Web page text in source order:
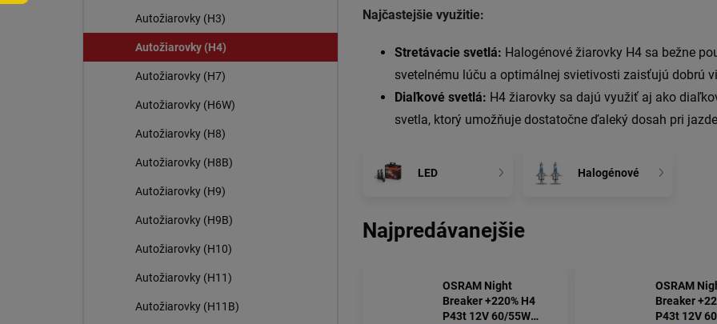
Autožiarovky (H3)
Autožiarovky (H4)
Autožiarovky (H7)
Autožiarovky (H6W)
Autožiarovky (H8)
Autožiarovky (H8B)
Autožiarovky (H9)
Autožiarovky (H9B)
Autožiarovky (H10)
Autožiarovky (H11)
Autožiarovky (H11B)
Najčastejšie využitie:
Stretávacie svetlá: Halogénové žiarovky H4 sa bežne
svetelnému lúču a optimálnej svietivosti zaisťujú dobrú
Diaľkové svetlá: H4 žiarovky sa dajú využiť aj ako
svetla, ktorý umožňuje dostatočne ďaleký dosah pri
LED Halogénové
Najpredávanejšie
OSRAM Night
Breaker +220% H4
P43t 12V 60/55W
OSRAM
Breaker
P43t 12V